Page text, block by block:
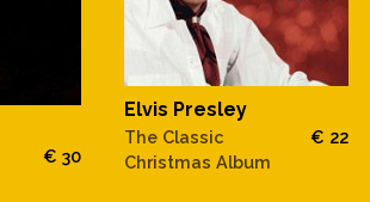
€ 30
Elvis Presley
The Classic
Christmas Album
€ 22